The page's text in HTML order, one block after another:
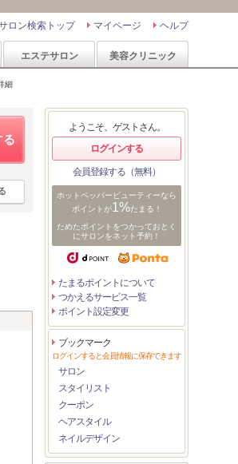
ヘルプ
マイページ
ロン検索トップ
エステサロン 美容クリニック
細
る
ようこそ、ゲストさん。
ログインする
会員登録する（無料）
ホットペッパービューティーなら
ポイントが1%たまる！
ためたポイントをつかっておとく
にサロンをネット予約！
たまるポイントについて
つかえるサービス一覧
ポイント設定変更
ブックマーク
ログインすると会員情報に保存できます
サロン
スタイリスト
クーポン
ヘアスタイル
ネイルデザイン